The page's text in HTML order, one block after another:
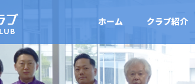
ホーム クラブ紹介